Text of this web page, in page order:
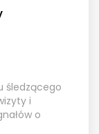
śledzącego
i
o